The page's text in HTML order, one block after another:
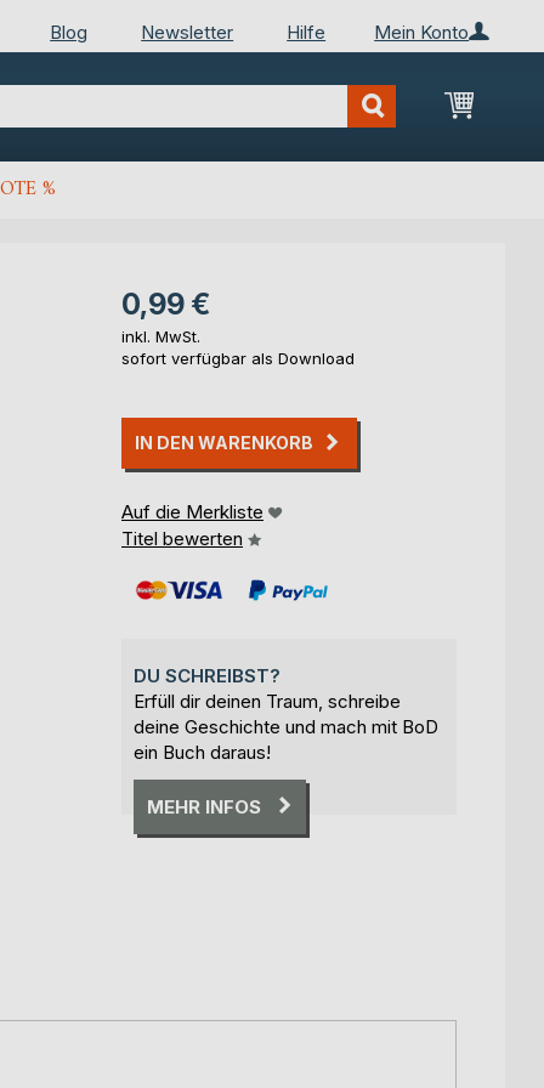
Mein Konto
Blog Newsletter Hilfe
Mein
%
0,99 €
inkl. MwSt.
sofort verfügbar als Download
IN DEN WARENKORB
Auf die Merkliste
Titel bewerten
DU SCHREIBST?
Erfüll dir deinen Traum, schreibe
deine Geschichte und mach mit BoD
ein Buch daraus!
MEHR INFOS